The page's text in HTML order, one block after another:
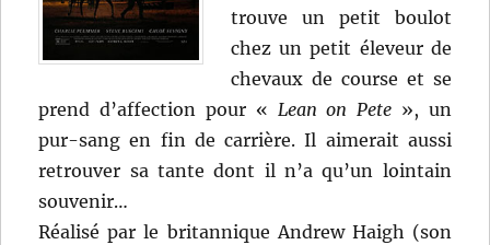
trouve un petit boulot
chez un petit éleveur de
chevaux de course et se
prend d’affection pour « Lean on Pete », un
pur-sang en fin de carrière. Il aimerait aussi
retrouver sa tante dont il n’a qu’un lointain
souvenir…
Réalisé par le britannique Andrew Haigh (son